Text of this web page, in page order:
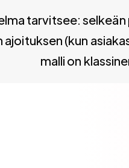
tarvitsee:
(kun
malli on